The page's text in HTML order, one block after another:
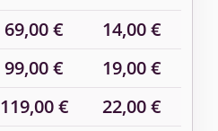
69,00 €
14,00 €
99,00 €
19,00 €
119,00 €
22,00 €